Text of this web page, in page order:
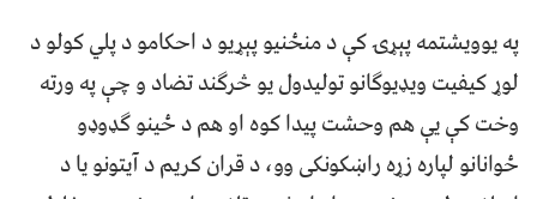
په یوویشتمه پېړۍ کې د منځنیو پېړیو د احکامو د پلي کولو د
لوړ کیفیت ویډیوګانو تولیدول یو څرګند تضاد و چې په ورته
وخت کې یې هم وحشت پیدا کوه او هم د ځینو ګډوډو
ځوانانو لپاره زړه راښکونکی وو، د قران کریم د آیتونو یا د